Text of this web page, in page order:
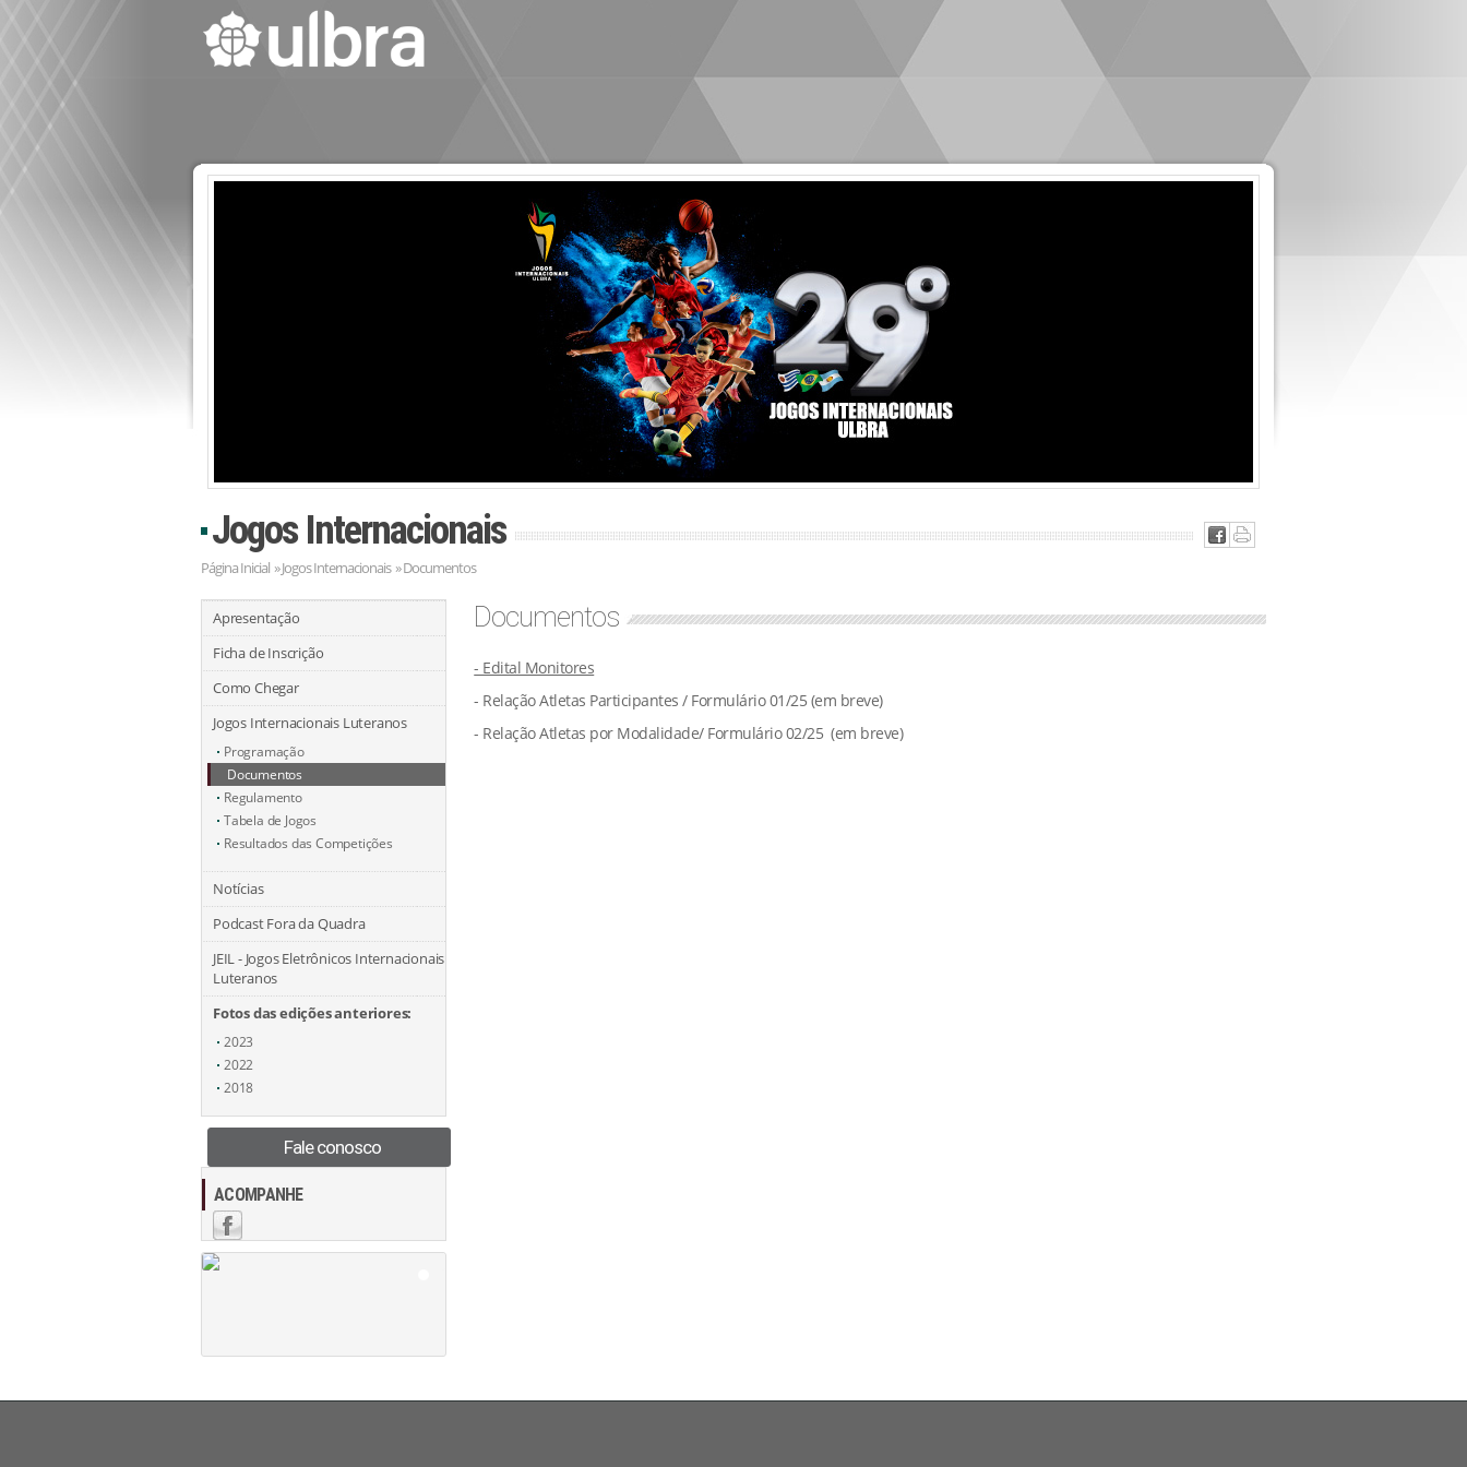
Jogos Internacionais
Página Inicial » Jogos Internacionais » Documentos
Apresentação
Ficha de Inscrição
Como Chegar
Jogos Internacionais Luteranos
Programação
Documentos
Regulamento
Tabela de Jogos
Resultados das Competições
Notícias
Podcast Fora da Quadra
JEIL - Jogos Eletrônicos Internacionais
Luteranos
Fotos das edições anteriores:
2023
2022
2018
Fale conosco
ACOMPANHE
Documentos
- Edital Monitores
- Relação Atletas Participantes / Formulário 01/25 (em breve)
- Relação Atletas por Modalidade/ Formulário 02/25 (em breve)